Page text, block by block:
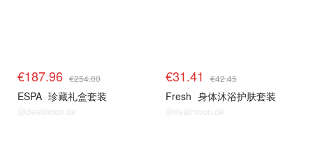
€187.96 €254.00
ESPA 珍藏礼盒套装
@dealmoon.de
€31.41 €42.45
Fresh 身体沐浴护肤套装
@dealmoon.de